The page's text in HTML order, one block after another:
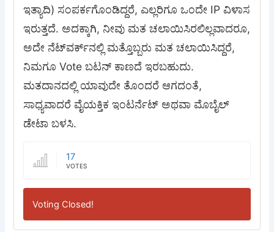
ಇತ್ಯಾದಿ) ಸಂಪರ್ಕಗೊಂಡಿದ್ದರೆ, ಎಲ್ಲರಿಗೂ ಒಂದೇ IP ವಿಳಾಸ
ಇರುತ್ತದೆ. ಅದಕ್ಕಾಗಿ, ನೀವು ಮತ ಚಲಾಯಿಸಿರಲಿಲ್ಲವಾದರೂ,
ಅದೇ ನೆಟ್‌ವರ್ಕ್‌ನಲ್ಲಿ ಮತ್ತೊಬ್ಬರು ಮತ ಚಲಾಯಿಸಿದ್ದರೆ,
ನಿಮಗೂ Vote ಬಟನ್ ಕಾಣದೆ ಇರಬಹುದು.
ಮತದಾನದಲ್ಲಿ ಯಾವುದೇ ತೊಂದರೆ ಆಗದಂತೆ,
ಸಾಧ್ಯವಾದರೆ ವೈಯಕ್ತಿಕ ಇಂಟರ್ನೆಟ್ ಅಥವಾ ಮೊಬೈಲ್
ಡೇಟಾ ಬಳಸಿ.
17
VOTES
Voting Closed!